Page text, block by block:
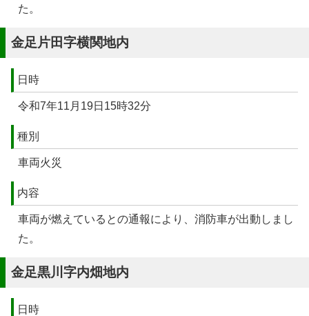
た。
金足片田字横関地内
日時
令和7年11月19日15時32分
種別
車両火災
内容
車両が燃えているとの通報により、消防車が出動しまし
た。
金足黒川字内畑地内
日時